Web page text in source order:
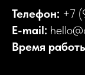
Телефон: +7
E-mail:
Время